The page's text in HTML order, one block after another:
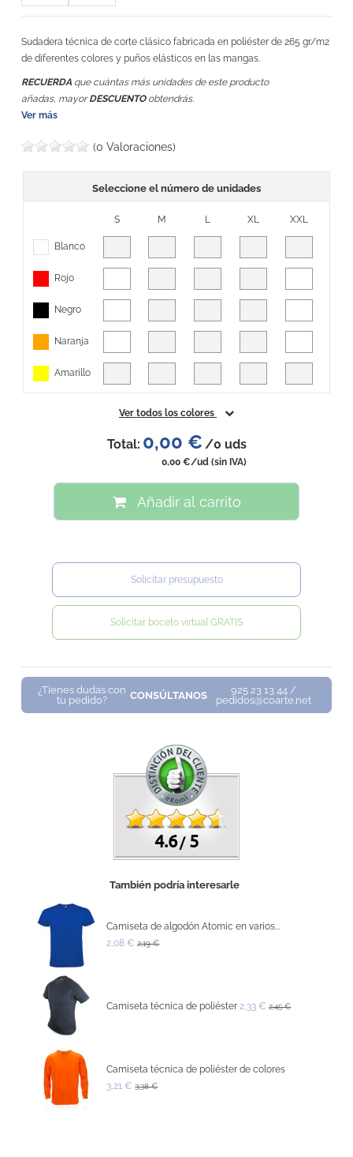
Sudadera técnica de corte clásico fabricada en poliéster de 265 gr/m2
de diferentes colores y puños elásticos en las mangas.
RECUERDA que cuántas más unidades de este producto
añadas, mayorDESCUENTOobtendrás.
Ver más
(0 Valoraciones)
Seleccione el número de unidades
S M L XL XXL
Blanco
Rojo
Negro
Naranja
Amarillo
Ver todos los colores
Total: 0,00 € /0 uds
0,00 €/ud (sin IVA)
Añadir al carrito
Solicitar presupuesto
Solicitar boceto virtual GRATIS
¿Tienes dudas con
tu pedido?
CONSÚLTANOS
925 23 13 44 /
pedidos@coarte.net
4.6 /5
También podría interesarle
Camiseta de algodón Atomic en varios...
2,08 € 2,19 €
Camiseta técnica de poliéster 2,33 € 2,45 €
Camiseta técnica de poliéster de colores
3,21 € 3,38 €